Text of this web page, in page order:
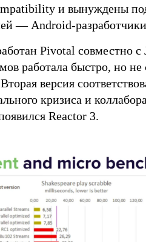
и вынуждены
— Android-
Pivotal совместно
работала быстро, но не
версия
кризиса и
Reactor 3.